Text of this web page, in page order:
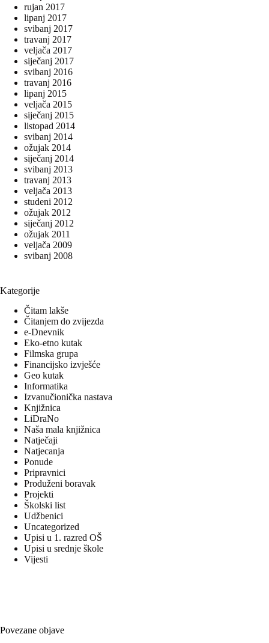
rujan 2017
lipanj 2017
svibanj 2017
travanj 2017
veljača 2017
siječanj 2017
svibanj 2016
travanj 2016
lipanj 2015
veljača 2015
siječanj 2015
listopad 2014
svibanj 2014
ožujak 2014
siječanj 2014
svibanj 2013
travanj 2013
veljača 2013
studeni 2012
ožujak 2012
siječanj 2012
ožujak 2011
veljača 2009
svibanj 2008
Kategorije
Čitam lakše
Čitanjem do zvijezda
e-Dnevnik
Eko-etno kutak
Filmska grupa
Financijsko izvješće
Geo kutak
Informatika
Izvanučionička nastava
Knjižnica
LiDraNo
Naša mala knjižnica
Natječaji
Natjecanja
Ponude
Pripravnici
Produženi boravak
Projekti
Školski list
Udžbenici
Uncategorized
Upisi u 1. razred OŠ
Upisi u srednje škole
Vijesti
Povezane objave